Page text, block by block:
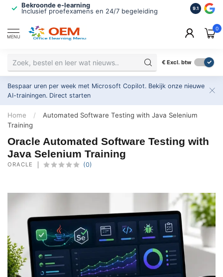
Bekroonde e-learning
Inclusief proefexamens en 24/7 begeleiding
ISO
2.500+
9.1
MENU
0
€ Excl. btw
Bespaar uren per week met Microsoft Copilot. Bekijk onze nieuwe
AI-trainingen. Direct starten
Home /
Automated Software Testing with Java Selenium
Training
Oracle Automated Software Testing with
Java Selenium Training
ORACLE (0)